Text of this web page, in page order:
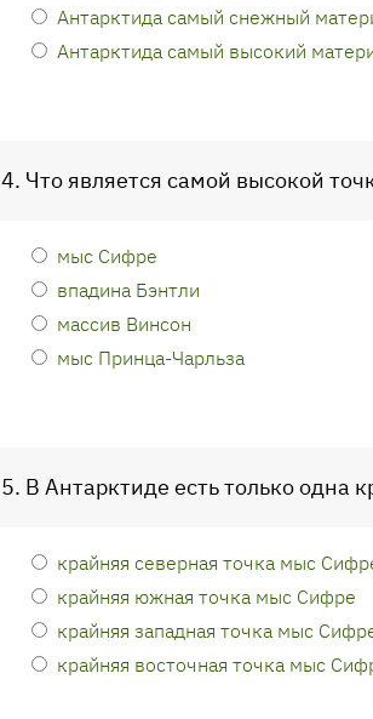
Антарктида самый снежный
Антарктида самый высокий
4. Что является самой высокой
мыс Сифре
впадина Бэнтли
массив Винсон
мыс Принца-Чарльза
5. В Антарктиде есть только одна
крайняя северная точка мыс
крайняя южная точка мыс Сифре
крайняя западная точка мыс
крайняя восточная точка мыс